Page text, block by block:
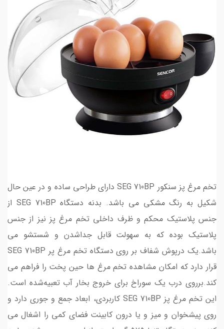
تخم مرغ پز سنکور SEG 710BP دارای طراحی ساده و در عین حال
شکیل به رنگ مشکی می باشد. بدنه دستگاه SEG 710BP از
جنس پلاستیک محکم و ظرف داخلی تخم مرغ پز نیز از جنس
پلاستیک بوده که به سهولت قابل جداشدن و شستشو می
باشد.یک درپوش شفاف بر روی دستگاه تخم مرغ پر SEG 710BP
قرار دارد که امکان مشاهده تخم مرغ ها حین پخت را فراهم می
کند.برروی درب یک سوراخ برای خروج بخار آب تعبیه‌شده است.
این تخم مرغ پز SEG 710BP کاربردی، ابعاد جمع و جوری دارد و
روی پیشخوان و میز و یا درون کابینت فضای کمی را اشغال می